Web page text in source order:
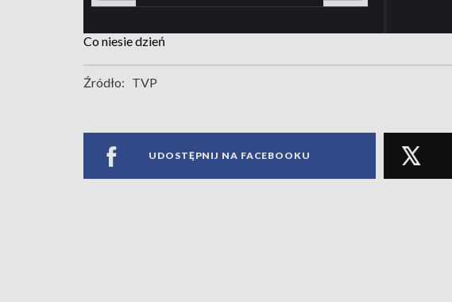
Co niesie dzień
Źródło: TVP
UDOSTĘPNIJ NA FACEBOOKU